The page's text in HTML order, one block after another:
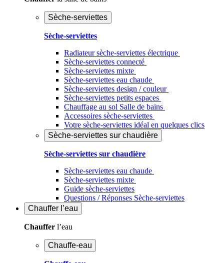
Sèche-serviettes
Sèche-serviettes
Radiateur sèche-serviettes électrique
Sèche-serviettes connecté
Sèche-serviettes mixte
Sèche-serviettes eau chaude
Sèche-serviettes design / couleur
Sèche-serviettes petits espaces
Chauffage au sol Salle de bains
Accessoires sèche-serviettes
Votre sèche-serviettes idéal en quelques clics
Sèche-serviettes sur chaudière
Sèche-serviettes sur chaudière
Sèche-serviettes eau chaude
Sèche-serviettes mixte
Guide sèche-serviettes
Questions / Réponses Sèche-serviettes
Chauffer l’eau
Chauffer l’eau
Chauffe-eau